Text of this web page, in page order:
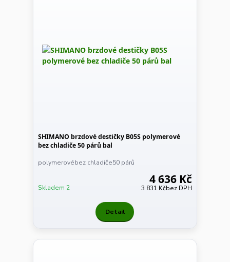
SHIMANO brzdové destičky B05S polymerové
bez chladiče 50 párů bal
polymerovébez chladiče50 párů
4 636 Kč
3 831 Kčbez DPH
Skladem 2
Detail